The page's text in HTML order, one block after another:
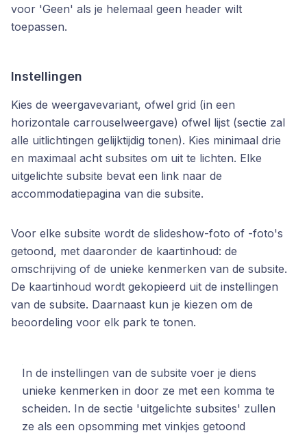
voor 'Geen' als je helemaal geen header wilt
toepassen.
Instellingen
Kies de weergavevariant, ofwel grid (in een
horizontale carrouselweergave) ofwel lijst (sectie zal
alle uitlichtingen gelijktijdig tonen). Kies minimaal drie
en maximaal acht subsites om uit te lichten. Elke
uitgelichte subsite bevat een link naar de
accommodatiepagina van die subsite.
Voor elke subsite wordt de slideshow-foto of -foto's
getoond, met daaronder de kaartinhoud: de
omschrijving of de unieke kenmerken van de subsite.
De kaartinhoud wordt gekopieerd uit de instellingen
van de subsite. Daarnaast kun je kiezen om de
beoordeling voor elk park te tonen.
In de instellingen van de subsite voer je diens
unieke kenmerken in door ze met een komma te
scheiden. In de sectie 'uitgelichte subsites' zullen
ze als een opsomming met vinkjes getoond